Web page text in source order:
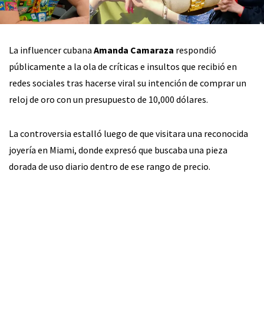
La influencer cubana Amanda Camaraza respondió
públicamente a la ola de críticas e insultos que recibió en
redes sociales tras hacerse viral su intención de comprar un
reloj de oro con un presupuesto de 10,000 dólares.
La controversia estalló luego de que visitara una reconocida
joyería en Miami, donde expresó que buscaba una pieza
dorada de uso diario dentro de ese rango de precio.